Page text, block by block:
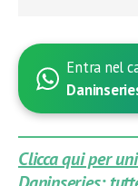
Entra nel
Clicca qui per